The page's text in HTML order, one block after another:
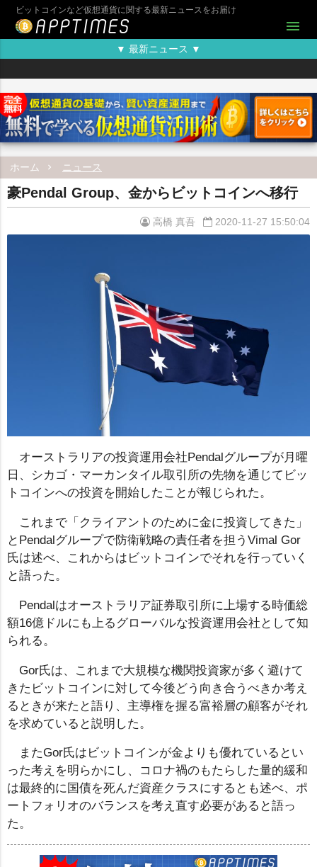
ビットコインなど仮想通貨に関する最新ニュースをお届け
menu
▼ 最新ニュース ▼
ホーム ニュース
豪Pendal Group、金からビットコインへ移行
高橋 真吾 2020-11-27 15:50:04
オーストラリアの投資運用会社Pendalグループが月曜
日、シカゴ・マーカンタイル取引所の先物を通じてビッ
トコインへの投資を開始したことが報じられた。
これまで「クライアントのために金に投資してきた」
とPendalグループで防衛戦略の責任者を担うVimal Gor
氏は述べ、これからはビットコインでそれを行っていく
と語った。
Pendalはオーストラリア証券取引所に上場する時価総
額16億ドルにも上るグローバルな投資運用会社として知
られる。
Gor氏は、これまで大規模な機関投資家が多く避けて
きたビットコインに対して今後どう向き合うべきか考え
るときが来たと語り、主導権を握る富裕層の顧客がそれ
を求めていると説明した。
またGor氏はビットコインが金よりも優れているとい
った考えを明らかにし、コロナ禍のもたらした量的緩和
は最終的に国債を死んだ資産クラスにするとも述べ、ポ
ートフォリオのバランスを考え直す必要があると語っ
た。